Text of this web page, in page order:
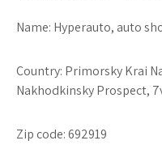
Name: Hyperauto, auto
Country: Primorsky Krai
Nakhodkinsky Prospect,
Zip code: 692919